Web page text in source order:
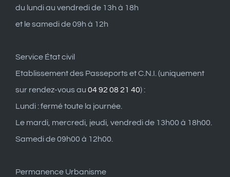
du lundi au vendredi de 13h à 18h
et le samedi de 09h à 12h
Service État civil
Etablissement des Passeports et C.N.I. (uniquement
sur rendez-vous au 04 92 08 21 40) :
Lundi : fermé toute la journée.
Le mardi, mercredi, jeudi, vendredi de 13h00 à 18h00.
Samedi de 09h00 à 12h00.
Permanence Urbanisme